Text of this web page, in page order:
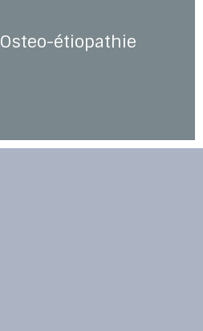
Osteo-étiopathie